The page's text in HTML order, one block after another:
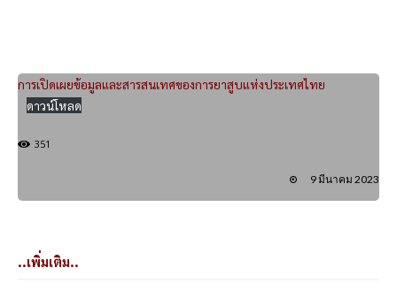
การเปิดเผยข้อมูลและสารสนเทศของการยาสูบแห่งประเทศไทย
ดาวน์โหลด
351
9 มีนาคม 2023
..เพิ่มเติม..